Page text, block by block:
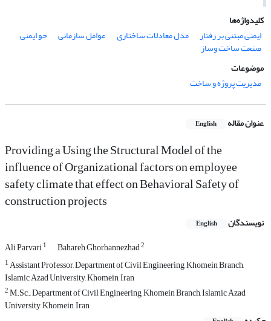
کلیدواژه‌ها
ایمنی مبتنی بر رفتار
مدل معادلات ساختاری عوامل سازمانی جو ایمنی
صنعت ساخت وساز
موضوعات
مدیریت پروژه و ساخت
عنوان مقاله English
Providing a Using the Structural Model of the
influence of Organizational factors on employee
safety climate that effect on Behavioral Safety of
construction projects
نویسندگان English
Ali Parvari1 Bahareh Ghorbannezhad2
1Assistant Professor, Department of Civil Engineering, Khomein Branch,
Islamic Azad University, Khomein, Iran
2M.Sc., Department of Civil Engineering, Khomein Branch, Islamic Azad
University, Khomein, Iran